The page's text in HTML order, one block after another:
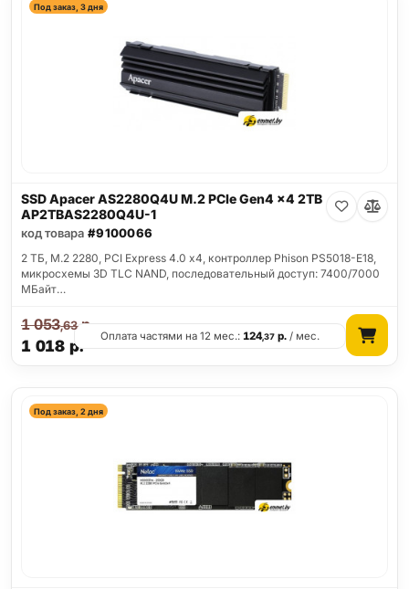
Под заказ, 3 дня
SSD Apacer AS2280Q4U M.2 PCIe Gen4 x4 2TB
AP2TBAS2280Q4U-1
код товара #9100066
2 ТБ, M.2 2280, PCI Express 4.0 x4, контроллер Phison PS5018-E18,
микросхемы 3D TLC NAND, последовательный доступ: 7400/7000
МБайт…
1 018 р.
1 053,63р.
Оплата частями на 12 мес.:124,37 р. / мес.
Под заказ, 2 дня